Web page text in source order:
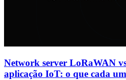
Network server LoRaWAN
aplicação IoT: o que cada